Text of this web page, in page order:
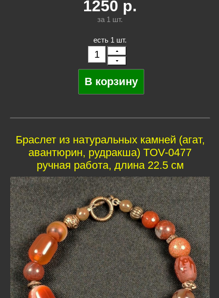
1250 р.
за 1 шт.
есть 1 шт.
Браслет из натуральных камней (агат,
авантюрин, рудракша) TOV-0477
ручная работа, длина 22.5 см